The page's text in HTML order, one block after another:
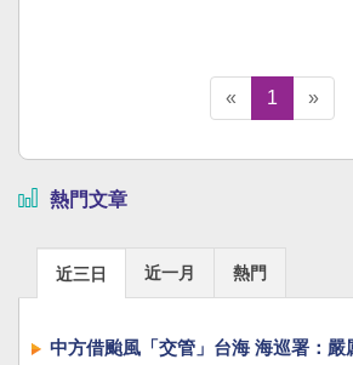
« 1 »
熱門文章
近三日 近一月 熱門
中方借颱風「交管」台海 海巡署：嚴